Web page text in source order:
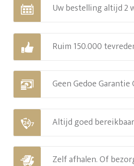
Uw bestelling altijd 2
Ruim 150.000
Geen Gedoe
Altijd goed
Zelf afhalen. Of